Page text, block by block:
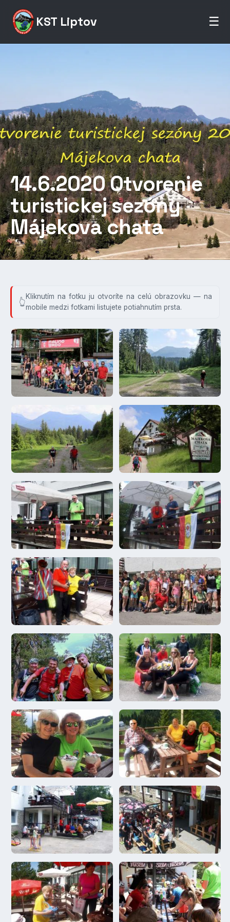
KST Liptov ☰
14.6.2020 Otvorenie
turistickej sezóny
Májekova chata
Kliknutím na fotku ju otvoríte na celú obrazovku — na
mobile medzi fotkami listujete potiahnutím prsta.